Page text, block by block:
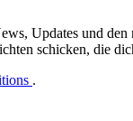
Updates und
schicken, die
.